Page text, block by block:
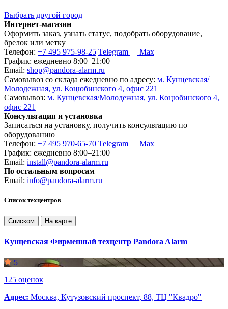
Выбрать другой город
Интернет-магазин
Оформить заказ, узнать статус, подобрать оборудование,
брелок или метку
Телефон: +7 495 975-98-25 Telegram
Max
График: ежедневно 8:00–21:00
Email: shop@pandora-alarm.ru
Самовывоз со склада ежедневно по адресу: м. Кунцевская/
Молодежная, ул. Коцюбинского 4, офис 221
Самовывоз: м. Кунцевская/Молодежная, ул. Коцюбинского 4,
офис 221
Консультация и установка
Записаться на установку, получить консультацию по
оборудованию
Телефон: +7 495 970-65-70 Telegram
Max
График: ежедневно 8:00–21:00
Email: install@pandora-alarm.ru
По остальным вопросам
Email: info@pandora-alarm.ru
Список техцентров
Списком На карте
Кунцевская Фирменный техцентр Pandora Alarm
5
125 оценок
Адрес: Москва, Кутузовский проспект, 88, ТЦ "Квадро"